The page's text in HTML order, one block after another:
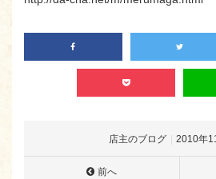
店主のブログ 2010年
前へ